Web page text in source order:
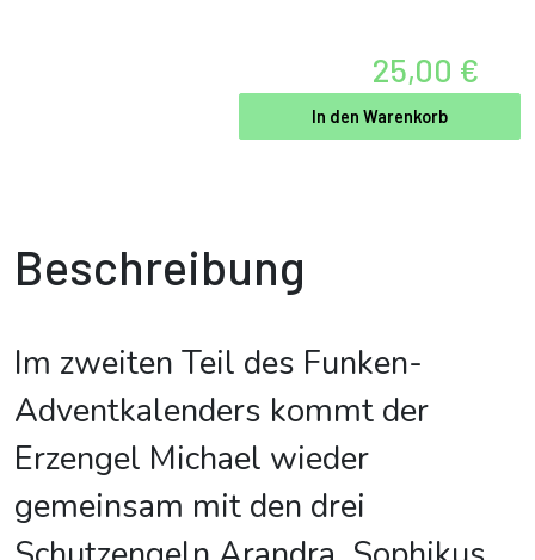
25,00 €
In den Warenkorb
Beschreibung
Im zweiten Teil des Funken-
Adventkalenders kommt der
Erzengel Michael wieder
gemeinsam mit den drei